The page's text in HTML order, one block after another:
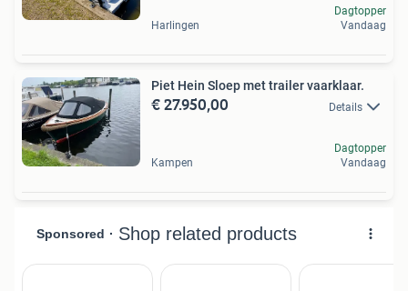
Harlingen
Dagtopper
Vandaag
Piet Hein Sloep met trailer vaarklaar.
€ 27.950,00 Details
Kampen
Dagtopper
Vandaag